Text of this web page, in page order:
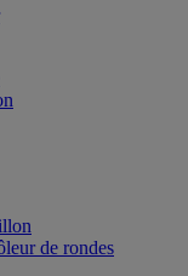
de rondes